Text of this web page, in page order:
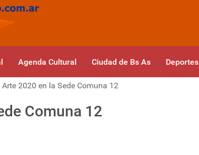
Agenda Cultural Ciudad de Bs As Deportes
2020 en la Sede Comuna 12
Comuna 12